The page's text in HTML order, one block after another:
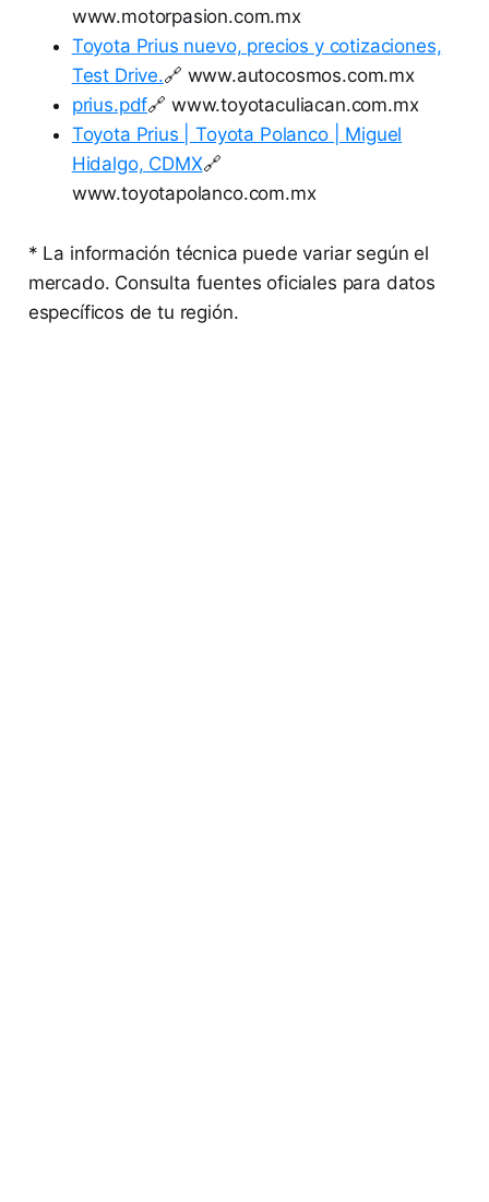
www.motorpasion.com.mx
Toyota Prius nuevo, precios y cotizaciones,
Test Drive.🔗 www.autocosmos.com.mx
prius.pdf🔗 www.toyotaculiacan.com.mx
Toyota Prius | Toyota Polanco | Miguel
Hidalgo, CDMX🔗
www.toyotapolanco.com.mx
* La información técnica puede variar según el
mercado. Consulta fuentes oficiales para datos
específicos de tu región.